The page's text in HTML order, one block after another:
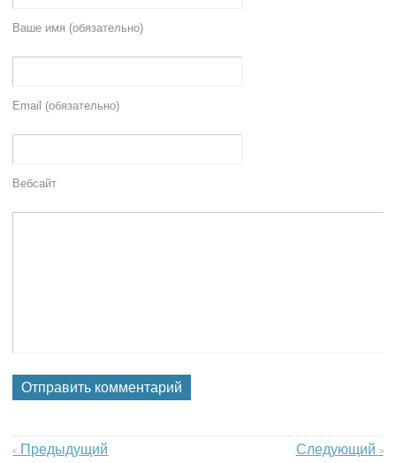
Ваше имя (обязательно)
Email (обязательно)
Вебсайт
< Предыдущий Следующий >